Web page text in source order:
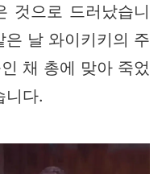
것으로 드러났습니
은 날 와이키키의 주
채 총에 맞아 죽었
니다.